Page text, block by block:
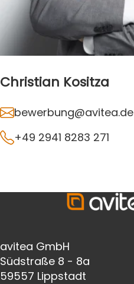
Christian Kositza
bewerbung@avitea.de
+49 2941 8283 271
avitea GmbH
Südstraße 8 - 8a
59557 Lippstadt